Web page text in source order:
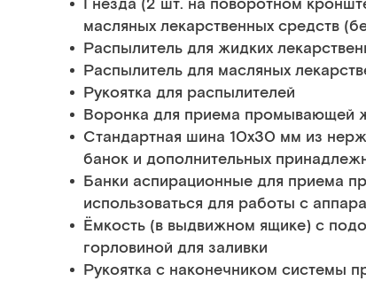
масляных лекарственных средств
Распылитель для жидких
Распылитель для масляных
Рукоятка для распылителей
Воронка для приема промывающей
Стандартная шина 10х30 мм из
банок и дополнительных
Банки аспирационные для приема
использоваться для работы с
Ёмкость (в выдвижном ящике) с
горловиной для заливки
Рукоятка с наконечником системы